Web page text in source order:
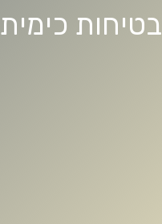
בטיחות כימית